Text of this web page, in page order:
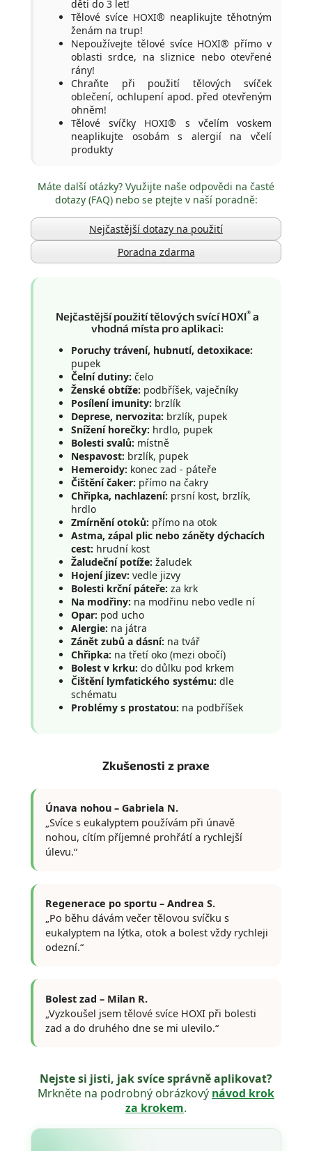
děti do 3 let!
Tělové svíce HOXI® neaplikujte těhotným
ženám na trup!
Nepoužívejte tělové svíce HOXI® přímo v
oblasti srdce, na sliznice nebo otevřené
rány!
Chraňte při použití tělových svíček
oblečení, ochlupení apod. před otevřeným
ohněm!
Tělové svíčky HOXI® s včelím voskem
neaplikujte osobám s alergií na včelí
produkty
Máte další otázky? Využijte naše odpovědi na časté
dotazy (FAQ) nebo se ptejte v naší poradně:
Nejčastější dotazy na použití
Poradna zdarma
Nejčastější použití tělových svící HOXI® a
vhodná místa pro aplikaci:
Poruchy trávení, hubnutí, detoxikace:
pupek
Čelní dutiny: čelo
Ženské obtíže: podbříšek, vaječníky
Posílení imunity: brzlík
Deprese, nervozita: brzlík, pupek
Snížení horečky: hrdlo, pupek
Bolesti svalů: místně
Nespavost: brzlík, pupek
Hemeroidy: konec zad - páteře
Čištění čaker: přímo na čakry
Chřipka, nachlazení: prsní kost, brzlík,
hrdlo
Zmírnění otoků: přímo na otok
Astma, zápal plic nebo záněty dýchacích
cest: hrudní kost
Žaludeční potíže: žaludek
Hojení jizev: vedle jizvy
Bolesti krční páteře: za krk
Na modřiny: na modřinu nebo vedle ní
Opar: pod ucho
Alergie: na játra
Zánět zubů a dásní: na tvář
Chřipka: na třetí oko (mezi obočí)
Bolest v krku: do důlku pod krkem
Čištění lymfatického systému: dle
schématu
Problémy s prostatou: na podbříšek
Zkušenosti z praxe
Únava nohou – Gabriela N.
„Svíce s eukalyptem používám při únavě
nohou, cítím příjemné prohřátí a rychlejší
úlevu.“
Regenerace po sportu – Andrea S.
„Po běhu dávám večer tělovou svíčku s
eukalyptem na lýtka, otok a bolest vždy rychleji
odezní.“
Bolest zad – Milan R.
„Vyzkoušel jsem tělové svíce HOXI při bolesti
zad a do druhého dne se mi ulevilo.“
Nejste si jisti, jak svíce správně aplikovat?
Mrkněte na podrobný obrázkový návod krok
za krokem.